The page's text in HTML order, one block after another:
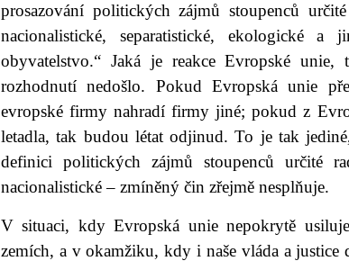
prosazování politických zájmů stoupenců
nacionalistické, separatistické, ekologické
obyvatelstvo.“ Jaká je reakce Evropské
rozhodnutí nedošlo. Pokud Evropská unie
evropské firmy nahradí firmy jiné; pokud z
letadla, tak budou létat odjinud. To je tak
definici politických zájmů stoupenců určité
nacionalistické – zmíněný čin zřejmě nesplňuje.
V situaci, kdy Evropská unie nepokrytě
zemích, a v okamžiku, kdy i naše vláda a